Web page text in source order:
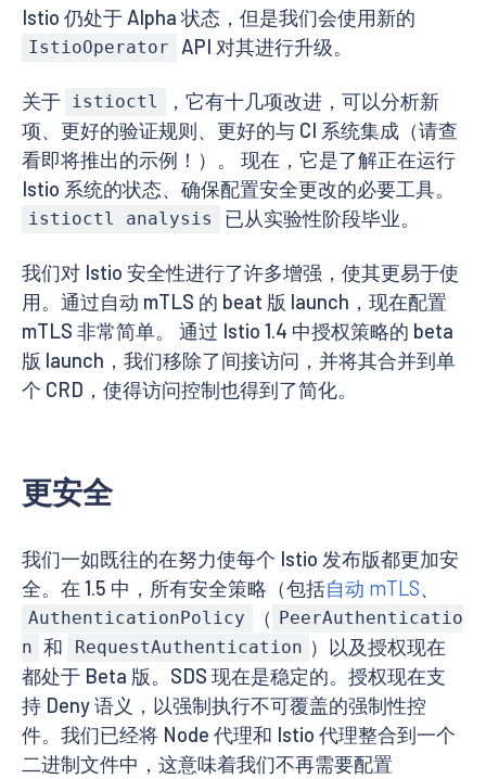
Istio 仍处于 Alpha 状态，但是我们会使用新的
IstioOperator API 对其进行升级。
关于 istioctl
，它有十几项改进，可以分析新
项、更好的验证规则、更好的与 CI 系统集成（请查
看即将推出的示例！）。 现在，它是了解正在运行
Istio 系统的状态、确保配置安全更改的必要工具。
istioctl analysis 已从实验性阶段毕业。
我们对 Istio 安全性进行了许多增强，使其更易于使
用。通过自动 mTLS 的 beat 版 launch，现在配置
mTLS 非常简单。 通过 Istio 1.4 中授权策略的 beta
版 launch，我们移除了间接访问，并将其合并到单
个 CRD，使得访问控制也得到了简化。
更安全
我们一如既往的在努力使每个 Istio 发布版都更加安
全。在 1.5 中，所有安全策略（包括自动 mTLS、
AuthenticationPolicy （
PeerAuthenticatio
n 和 RequestAuthentication ）以及授权现在
都处于 Beta 版。SDS 现在是稳定的。授权现在支
持 Deny 语义，以强制执行不可覆盖的强制性控
件。我们已经将 Node 代理和 Istio 代理整合到一个
二进制文件中，这意味着我们不再需要配置